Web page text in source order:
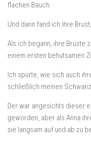
flachen Bauch.
Und dann fand ich ihre
Als ich begann, ihre Brüste
einem ersten behutsamen
Ich spürte, wie sich auch
schließlich meinen
Der war angesichts dieser
geworden, aber als Anna
sie langsam auf und ab zu